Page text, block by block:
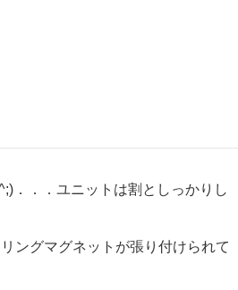
．．．ユニットは割としっかりし
ングマグネットが張り付けられて